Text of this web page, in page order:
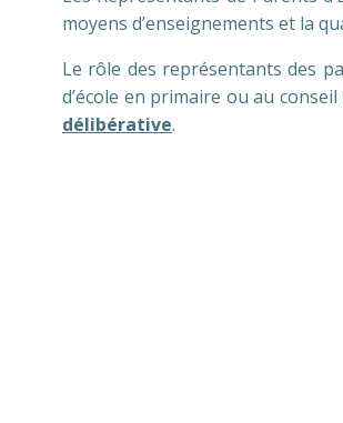
moyens d’enseignements et la
Le rôle des représentants des
d’école en primaire ou au
délibérative.